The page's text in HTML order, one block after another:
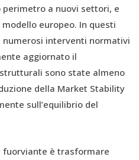
a nuovi settori, e
europeo. In questi
numerosi interventi normativi
aggiornato il
sono state almeno
della Market Stability
sull’equilibrio del
fuorviante è trasformare